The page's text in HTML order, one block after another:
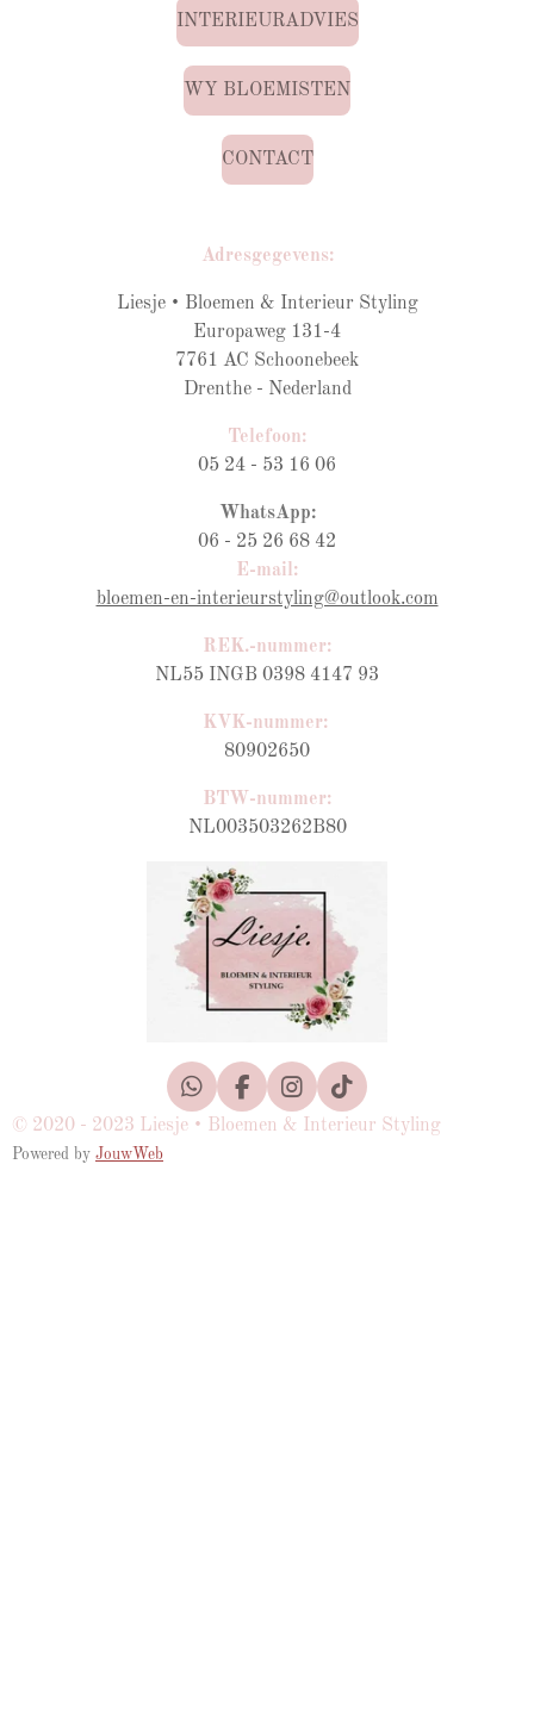
INTERIEURADVIES
WY BLOEMISTEN
CONTACT
Adresgegevens:
Liesje • Bloemen & Interieur Styling
Europaweg 131-4
7761 AC Schoonebeek
Drenthe - Nederland
Telefoon:
05 24 - 53 16 06
WhatsApp:
06 - 25 26 68 42
E-mail:
bloemen-en-interieurstyling@outlook.com
REK.-nummer:
NL55 INGB 0398 4147 93
KVK-nummer:
80902650
BTW-nummer:
NL003503262B80
W
h
F
a
I
n
T
i
© 2020 - 2023 Liesje • Bloemen & Interieur Styling
Powered by JouwWeb